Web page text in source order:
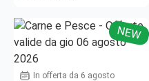
NEW
In offerta da 6 agosto